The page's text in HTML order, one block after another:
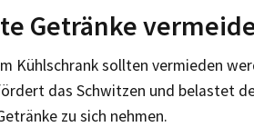
Getränke
Kühlschrank sollten vermieden
das Schwitzen und belastet
zu sich nehmen.